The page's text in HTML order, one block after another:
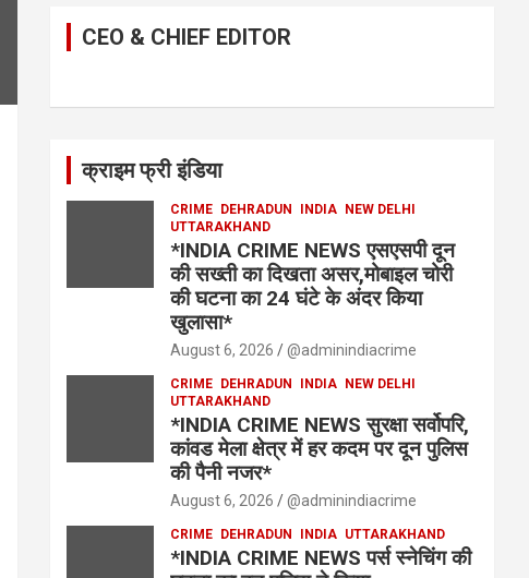
CEO & CHIEF EDITOR
क्राइम फ्री इंडिया
CRIME DEHRADUN INDIA
NEW DELHI
UTTARAKHAND
*INDIA CRIME NEWS एसएसपी दून
की सख्ती का दिखता असर,मोबाइल चोरी
की घटना का 24 घंटे के अंदर किया
खुलासा*
August 6, 2026 @adminindiacrime
CRIME DEHRADUN INDIA
NEW DELHI
UTTARAKHAND
*INDIA CRIME NEWS सुरक्षा सर्वोपरि,
कांवड मेला क्षेत्र में हर कदम पर दून पुलिस
की पैनी नजर*
August 6, 2026 @adminindiacrime
CRIME DEHRADUN INDIA UTTARAKHAND
*INDIA CRIME NEWS पर्स स्नेचिंग की